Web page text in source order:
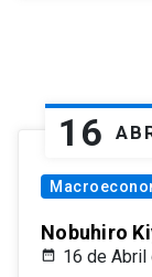
16
Nobuhiro
16 de Abril